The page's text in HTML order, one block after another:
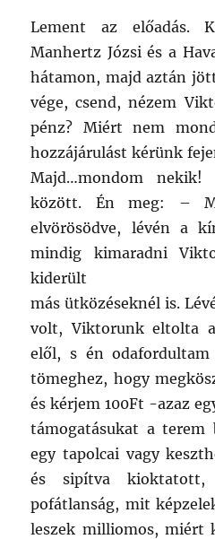
Lement az előadás.
Manhertz Józsi és a
hátamon, majd aztán
vége, csend, nézem
pénz? Miért nem
hozzájárulást kérünk
Majd…mondom
között. Én meg: –
elvörösödve, lévén a
mindig kimaradni
kiderült
más ütközéseknél is.
volt, Viktorunk eltolta
elől, s én
tömeghez, hogy
és kérjem 100Ft -azaz
támogatásukat a terem
egy tapolcai vagy
és sipítva
pofátlanság, mit
leszek milliomos, miért